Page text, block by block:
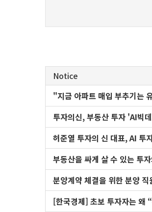
Notice
"지금 아파트 매입 부추기는
투자의신, 부동산 투자 'AI빅
허준열 투자의 신 대표, AI
부동산을 싸게 살 수 있는 투
분양계약 체결을 위한 분양
[한국경제] 초보 투자자는 왜